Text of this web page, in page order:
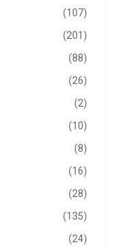
(107)
(201)
(88)
(26)
(2)
(10)
(8)
(16)
(28)
(135)
(24)